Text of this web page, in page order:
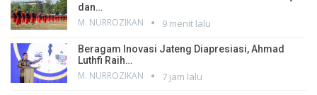
dan…
M. NURROZIKAN 9 menit lalu
Beragam Inovasi Jateng Diapresiasi, Ahmad
Luthfi Raih…
M. NURROZIKAN 7 jam lalu